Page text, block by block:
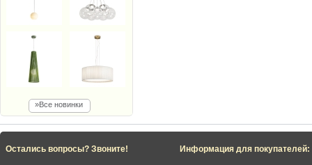
»Все новинки
Остались вопросы? Звоните! Информация для покупателей: